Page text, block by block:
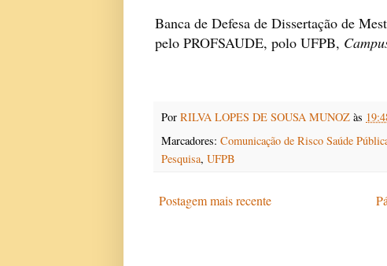
Banca de Defesa de Dissertação de
pelo PROFSAUDE, polo UFPB,
Por RILVA LOPES DE SOUSA MUNOZ às
Marcadores: Comunicação de Risco Saúde
Pesquisa, UFPB
Postagem mais recente